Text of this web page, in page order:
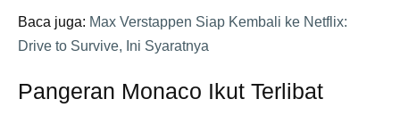
Baca juga: Max Verstappen Siap Kembali ke Netflix:
Drive to Survive, Ini Syaratnya
Pangeran Monaco Ikut Terlibat